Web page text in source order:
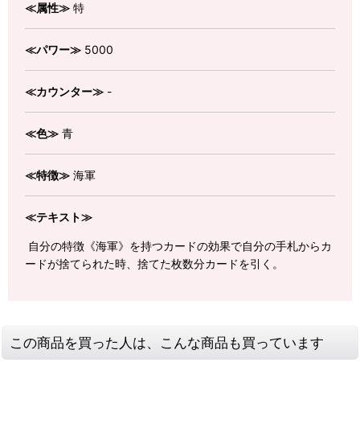
≪属性≫ 特
≪パワー≫ 5000
≪カウンター≫ -
≪色≫ 青
≪特徴≫ 海軍
≪テキスト≫
自分の特徴《海軍》を持つカードの効果で自分の手札からカ
ードが捨てられた時、捨てた枚数分カードを引く。
この商品を買った人は、こんな商品も買っています